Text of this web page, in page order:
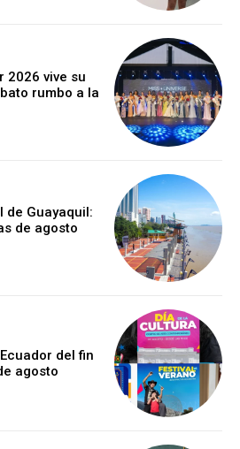
2026 vive su
rumbo a la
Guayaquil:
de agosto
del fin
agosto